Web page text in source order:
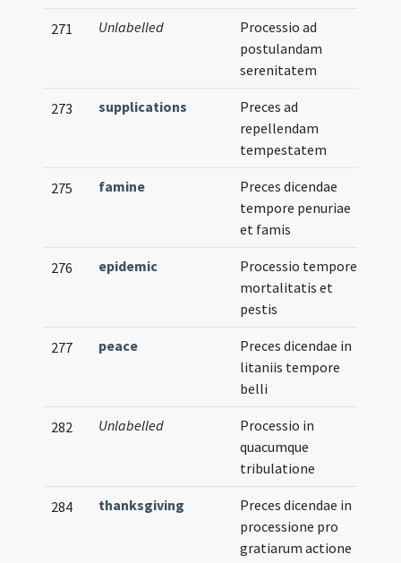
271 Unlabelled
Processio ad
postulandam
serenitatem
273 supplications
Preces ad
repellendam
tempestatem
275 famine
Preces dicendae
tempore penuriae
et famis
276 epidemic
Processio tempore
mortalitatis et
pestis
277 peace
Preces dicendae in
litaniis tempore
belli
282 Unlabelled
Processio in
quacumque
tribulatione
284 thanksgiving
Preces dicendae in
processione pro
gratiarum actione